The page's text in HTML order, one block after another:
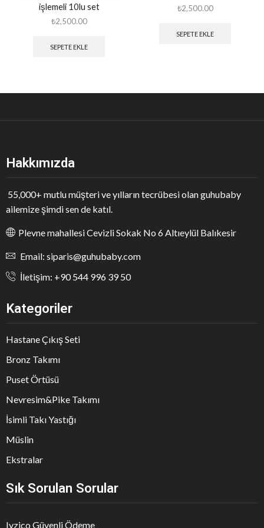
işlemeli 10lu set
₺2,500.00
SEPETE EKLE
₺2,500.00
SEPETE EKLE
Hakkımızda
55,000+ mutlu müşteri ve yılların tecrübesi olan guhubaby
ailemize şimdi sen de katıl.
Plevne mahallesi Cevizli Sokak No 6 Altıeylül Balıkesir
Email: siparis@guhubaby.com
İletişim: +90 544 996 39 50
Kategoriler
Hastane Çıkış Seti
Bronz Takımı
Puset Örtüsü
Nevresim&Pike Takımı
İsimli Takı Yastığı
Müslin
Ekstralar
Sık Sorulan Sorular
Iyzico Güvenli Ödeme